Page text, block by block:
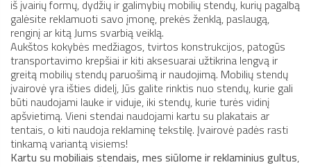
iš įvairių formų, dydžių ir galimybių mobilių stendų, kurių pagalbą
galėsite reklamuoti savo įmonę, prekės ženklą, paslaugą,
renginį ar kitą Jums svarbią veiklą.
Aukštos kokybės medžiagos, tvirtos konstrukcijos, patogūs
transportavimo krepšiai ir kiti aksesuarai užtikrina lengvą ir
greitą mobilių stendų paruošimą ir naudojimą. Mobilių stendų
įvairovė yra išties didelį, Jūs galite rinktis nuo stendų, kurie gali
būti naudojami lauke ir viduje, iki stendų, kurie turės vidinį
apšvietimą. Vieni stendai naudojami kartu su plakatais ar
tentais, o kiti naudoja reklaminę tekstilę. Įvairovė padės rasti
tinkamą variantą visiems!
Kartu su mobiliais stendais, mes siūlome ir reklaminius gultus,